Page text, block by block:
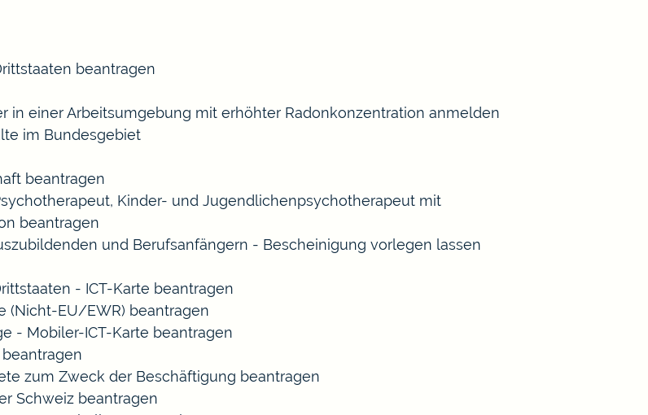
beantragen
in einer Arbeitsumgebung mit erhöhter Radonkonzentration anmelden
im Bundesgebiet
beantragen
Kinder- und Jugendlichenpsychotherapeut mit
beantragen
und Berufsanfängern - Bescheinigung vorlegen lassen
- ICT-Karte beantragen
(Nicht-EU/EWR) beantragen
- Mobiler-ICT-Karte beantragen
zum Zweck der Beschäftigung beantragen
Schweiz beantragen